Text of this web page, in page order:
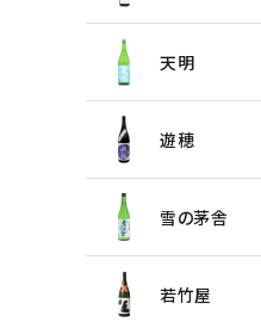
天明
遊穂
雪の茅舎
若竹屋